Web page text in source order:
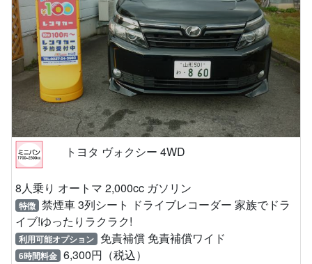
トヨタ ヴォクシー 4WD
8人乗り オートマ 2,000cc ガソリン
特徴 禁煙車 3列シート ドライブレコーダー 家族でドラ
イブ!ゆったりラクラク!
利用可能オプション 免責補償 免責補償ワイド
6時間料金 6,300円（税込）